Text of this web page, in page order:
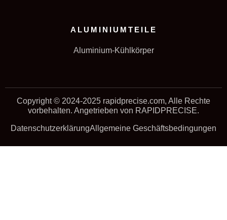
ALUMINIUMTEILE
Aluminium-Kühlkörper
Copyright © 2024-2025 rapidprecise.com, Alle Rechte
vorbehalten. Angetrieben von RAPIDPRECISE.
DatenschutzerklärungAllgemeine Geschäftsbedingungen